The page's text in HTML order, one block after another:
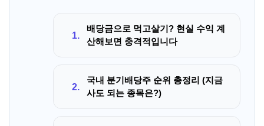
1.
배당금으로 먹고살기? 현실 수익 계
산해보면 충격적입니다
2.
국내 분기배당주 순위 총정리 (지금
사도 되는 종목은?)